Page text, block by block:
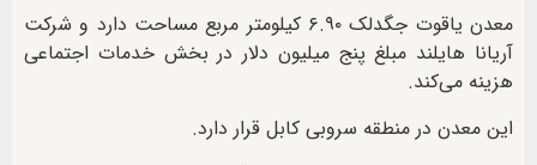
معدن یاقوت جگدلک ۶.۹۰ کیلومتر مربع مساحت دارد و شرکت
آریانا هایلند مبلغ پنج میلیون دلار در بخش خدمات اجتماعی
هزینه می‌کند.
این معدن در منطقه سروبی کابل قرار دارد.